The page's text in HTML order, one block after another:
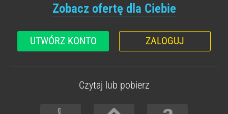
Zobacz ofertę dla Ciebie
UTWÓRZ KONTO ZALOGUJ
Czytaj lub pobierz